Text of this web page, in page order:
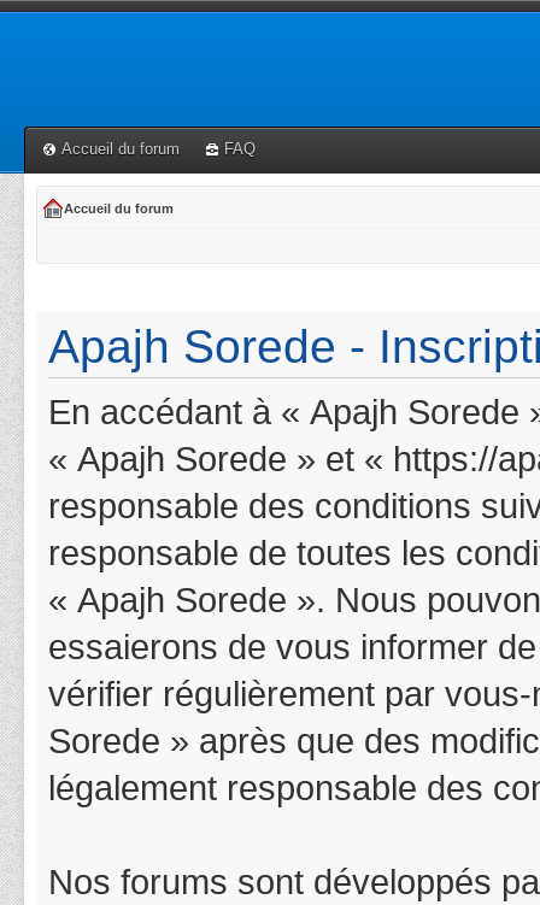
Accueil du forum FAQ
Accueil du forum
Apajh Sorede -
En accédant à « Apajh
« Apajh Sorede » et « https://
responsable des conditions
responsable de toutes les
« Apajh Sorede ». Nous
essaierons de vous informer
vérifier régulièrement par
Sorede » après que des
légalement responsable des
Nos forums sont développés